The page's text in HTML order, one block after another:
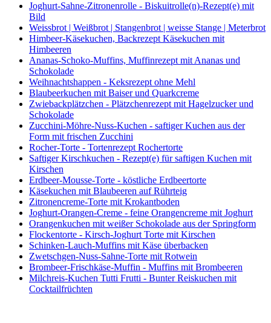
Joghurt-Sahne-Zitronenrolle - Biskuitrolle(n)-Rezept(e) mit
Bild
Weissbrot | Weißbrot | Stangenbrot | weisse Stange | Meterbrot
Himbeer-Käsekuchen, Backrezept Käsekuchen mit
Himbeeren
Ananas-Schoko-Muffins, Muffinrezept mit Ananas und
Schokolade
Weihnachtshappen - Keksrezept ohne Mehl
Blaubeerkuchen mit Baiser und Quarkcreme
Zwiebackplätzchen - Plätzchenrezept mit Hagelzucker und
Schokolade
Zucchini-Möhre-Nuss-Kuchen - saftiger Kuchen aus der
Form mit frischen Zucchini
Rocher-Torte - Tortenrezept Rochertorte
Saftiger Kirschkuchen - Rezept(e) für saftigen Kuchen mit
Kirschen
Erdbeer-Mousse-Torte - köstliche Erdbeertorte
Käsekuchen mit Blaubeeren auf Rührteig
Zitronencreme-Torte mit Krokantboden
Joghurt-Orangen-Creme - feine Orangencreme mit Joghurt
Orangenkuchen mit weißer Schokolade aus der Springform
Flockentorte - Kirsch-Joghurt Torte mit Kirschen
Schinken-Lauch-Muffins mit Käse überbacken
Zwetschgen-Nuss-Sahne-Torte mit Rotwein
Brombeer-Frischkäse-Muffin - Muffins mit Brombeeren
Milchreis-Kuchen Tutti Frutti - Bunter Reiskuchen mit
Cocktailfrüchten